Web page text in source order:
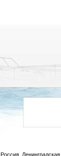
Россия,